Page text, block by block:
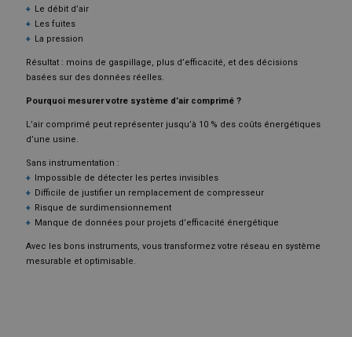
Le débit d’air
Les fuites
La pression
Résultat : moins de gaspillage, plus d’efficacité, et des décisions
basées sur des données réelles.
Pourquoi mesurer votre système d’air comprimé ?
L’air comprimé peut représenter jusqu’à 10 % des coûts énergétiques
d’une usine.
Sans instrumentation :
Impossible de détecter les pertes invisibles
Difficile de justifier un remplacement de compresseur
Risque de surdimensionnement
Manque de données pour projets d’efficacité énergétique
Avec les bons instruments, vous transformez votre réseau en système
mesurable et optimisable.